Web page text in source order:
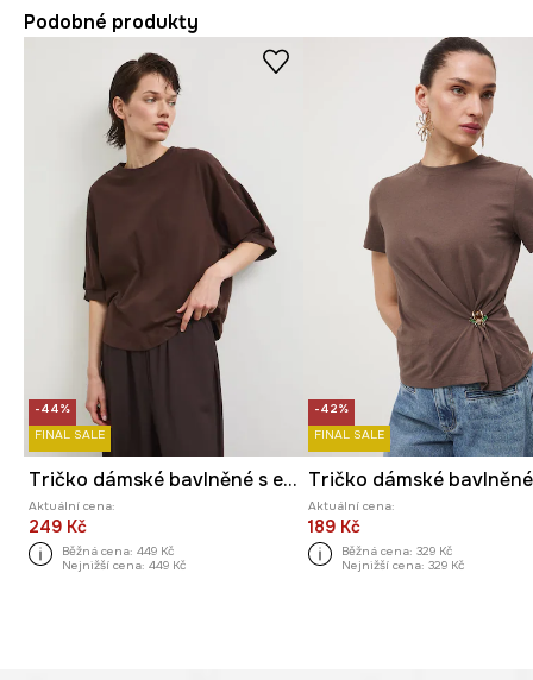
Podobné produkty
-44%
FINAL SALE
Tričko dámské bavlněné s elastanem
Aktuální cena:
249 Kč
Běžná cena: 449 Kč
Nejnižší cena: 449 Kč
-42%
FINAL SALE
Tričko dámské bavlněné
Aktuální cena:
189 Kč
Běžná cena: 329 Kč
Nejnižší cena: 329 Kč